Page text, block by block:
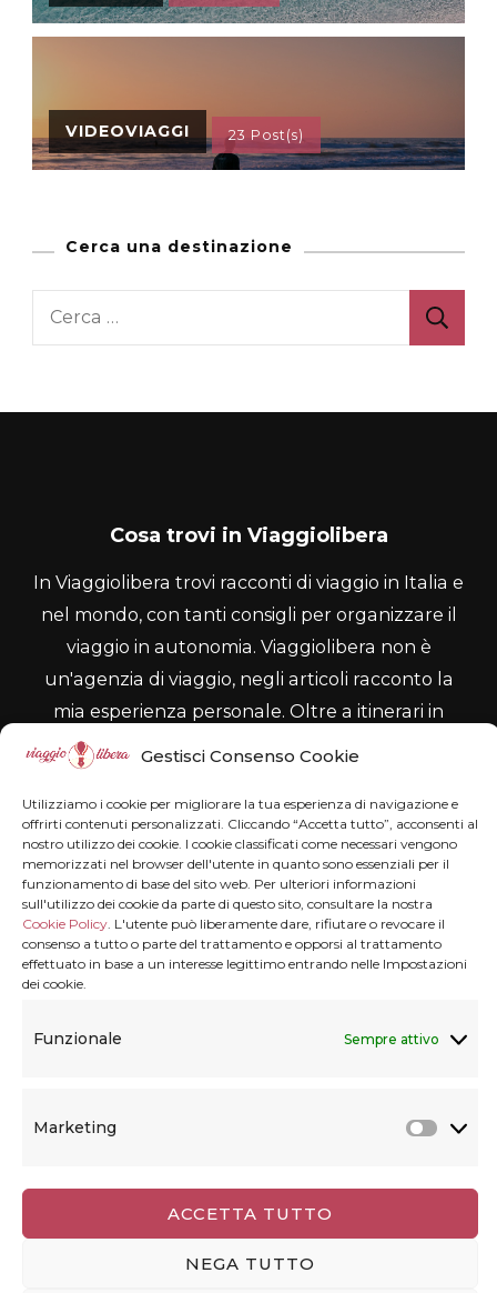
Gestisci Consenso Cookie
Utilizziamo i cookie per migliorare la tua esperienza di navigazione e
offrirti contenuti personalizzati. Cliccando “Accetta tutto”, acconsenti al
nostro utilizzo dei cookie. I cookie classificati come necessari vengono
memorizzati nel browser dell'utente in quanto sono essenziali per il
funzionamento di base del sito web. Per ulteriori informazioni
sull'utilizzo dei cookie da parte di questo sito, consultare la nostra
Cookie Policy. L'utente può liberamente dare, rifiutare o revocare il
consenso a tutto o parte del trattamento e opporsi al trattamento
effettuato in base a un interesse legittimo entrando nelle Impostazioni
dei cookie.
Funzionale Sempre attivo
Marketing
ACCETTA TUTTO
NEGA TUTTO
VIDEOVIAGGI 23 Post(s)
Cerca una destinazione
Ricerca
Cosa trovi in Viaggiolibera
In Viaggiolibera trovi racconti di viaggio in Italia e
nel mondo, con tanti consigli per organizzare il
viaggio in autonomia. Viaggiolibera non è
un'agenzia di viaggio, negli articoli racconto la
mia esperienza personale. Oltre a itinerari in
italia, nel blog trovi racconti su itinerari in
Europa, Stati Uniti, Estremo Oriente e molti
approfondimenti sulle Canarie.
Dove vuoi andare?
205 Post(s)